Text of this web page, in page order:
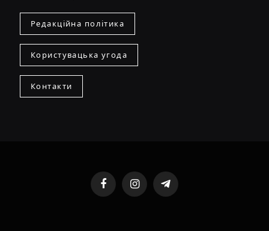
Редакційна політика
Користувацька угода
Контакти
FacebookInstagramTelegram